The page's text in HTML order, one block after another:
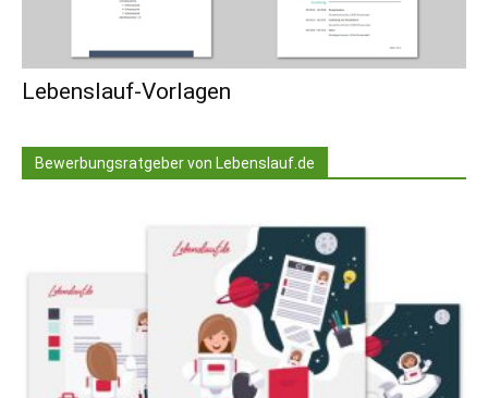
Lebenslauf-Vorlagen
Bewerbungsratgeber von Lebenslauf.de